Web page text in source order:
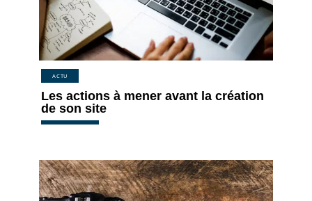
ACTU
Les actions à mener avant la création
de son site